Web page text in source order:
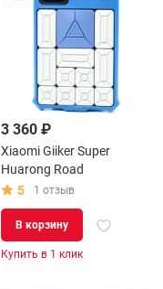
3 360 ₽
Xiaomi Giiker Super
Huarong Road
5
1 отзыв
В корзину
Купить в 1 клик